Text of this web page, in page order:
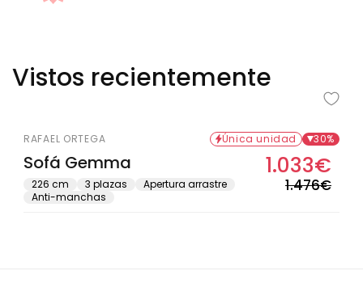
Vistos recientemente
RAFAEL ORTEGA Única unidad 30%
Sofá Gemma
226 cm 3 plazas
Apertura arrastre
Anti-manchas
1.476€de
1.033€